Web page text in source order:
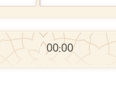
00:00